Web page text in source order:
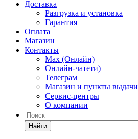
Доставка
Разгрузка и установка
Гарантия
Оплата
Магазин
Контакты
Max (Онлайн)
Онлайн-чатети)
Телеграм
Магазин и пункты выдачи
Сервис-центры
О компании
Найти